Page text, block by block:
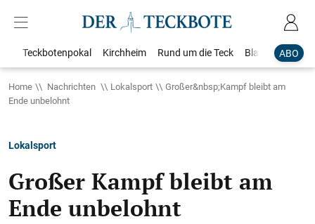
ABO
Teckbotenpokal Kirchheim Rund um die Teck Blaulicht
Home Nachrichten Lokalsport
Großer&nbsp;Kampf bleibt am
Ende unbelohnt
Lokalsport
Großer Kampf bleibt am
Ende unbelohnt